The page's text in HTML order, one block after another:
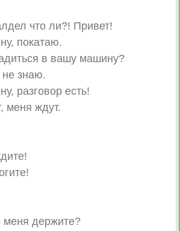
что ли?! Привет!
покатаю.
в вашу машину?
знаю.
разговор есть!
меня ждут.
держите?